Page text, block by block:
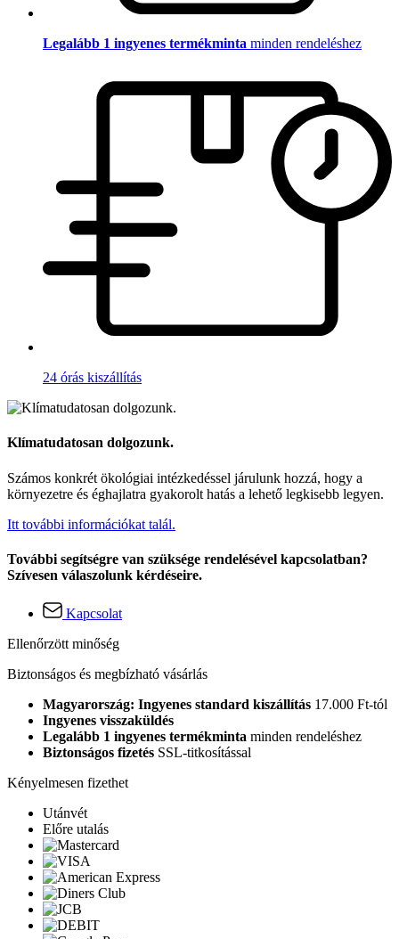
Legalább 1 ingyenes termékminta minden rendeléshez
24 órás kiszállítás
Klímatudatosan dolgozunk.
Számos konkrét ökológiai intézkedéssel járulunk hozzá, hogy a
környezetre és éghajlatra gyakorolt hatás a lehető legkisebb legyen.
Itt további információkat talál.
További segítségre van szüksége rendelésével kapcsolatban?
Szívesen válaszolunk kérdéseire.
Kapcsolat
Ellenőrzött minőség
Biztonságos és megbízható vásárlás
Magyarország: Ingyenes standard kiszállítás 17.000 Ft-tól
Ingyenes visszaküldés
Legalább 1 ingyenes termékminta minden rendeléshez
Biztonságos fizetés SSL-titkosítással
Kényelmesen fizethet
Utánvét
Előre utalás